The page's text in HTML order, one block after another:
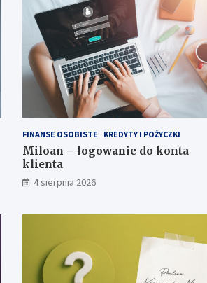
FINANSE OSOBISTE KREDYTY I POŻYCZKI
Miloan – logowanie do konta
klienta
4 sierpnia 2026